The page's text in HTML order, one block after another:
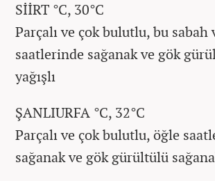
SİİRT °C, 30°C
Parçalı ve çok bulutlu, bu sabah
saatlerinde sağanak ve gök
yağışlı
ŞANLIURFA °C, 32°C
Parçalı ve çok bulutlu, öğle
sağanak ve gök gürültülü